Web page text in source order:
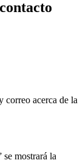
correo acerca de la
mostrará la